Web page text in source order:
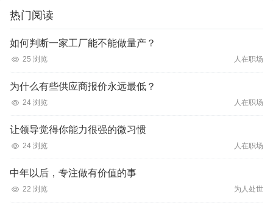
热门阅读
如何判断一家工厂能不能做量产？
25 浏览 人在职场
为什么有些供应商报价永远最低？
24 浏览 人在职场
让领导觉得你能力很强的微习惯
24 浏览 人在职场
中年以后，专注做有价值的事
22 浏览 为人处世